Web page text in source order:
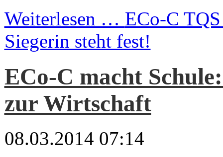
Weiterlesen … ECo-C
Siegerin steht fest!
ECo-C macht
zur Wirtschaft
08.03.2014 07:14